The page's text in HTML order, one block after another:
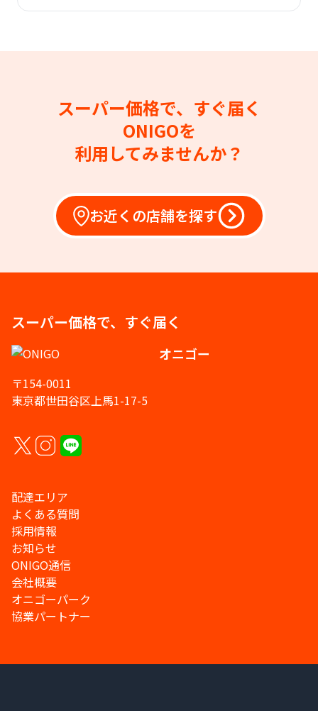
スーパー価格で、すぐ届く
ONIGOを
利用してみませんか？
お近くの店舗を探す
スーパー価格で、すぐ届く
オニゴー
〒154-0011
東京都世田谷区上馬1-17-5
配達エリア
よくある質問
採用情報
お知らせ
ONIGO通信
会社概要
オニゴーパーク
協業パートナー